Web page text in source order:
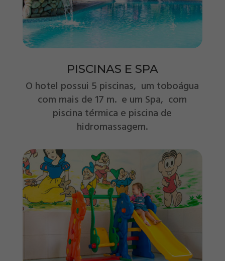
PISCINAS E SPA
O hotel possui 5 piscinas, um toboágua
com mais de 17 m. e um Spa, com
piscina térmica e piscina de
hidromassagem.